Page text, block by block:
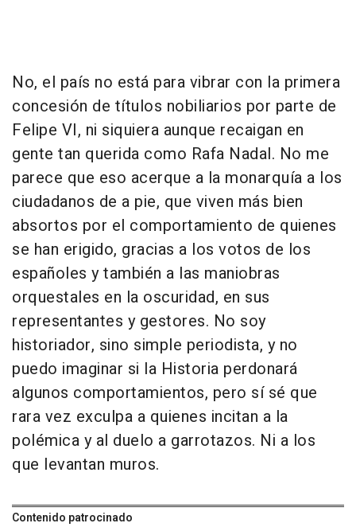
No, el país no está para vibrar con la primera
concesión de títulos nobiliarios por parte de
Felipe VI, ni siquiera aunque recaigan en
gente tan querida como Rafa Nadal. No me
parece que eso acerque a la monarquía a los
ciudadanos de a pie, que viven más bien
absortos por el comportamiento de quienes
se han erigido, gracias a los votos de los
españoles y también a las maniobras
orquestales en la oscuridad, en sus
representantes y gestores. No soy
historiador, sino simple periodista, y no
puedo imaginar si la Historia perdonará
algunos comportamientos, pero sí sé que
rara vez exculpa a quienes incitan a la
polémica y al duelo a garrotazos. Ni a los
que levantan muros.
Contenido patrocinado